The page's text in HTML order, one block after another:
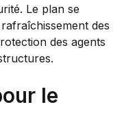
Le plan se
des
des agents
le